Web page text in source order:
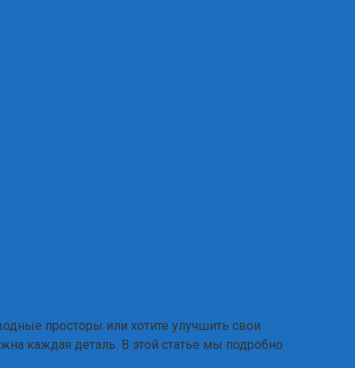
просторы или хотите улучшить свои
каждая деталь. В этой статье мы подробно